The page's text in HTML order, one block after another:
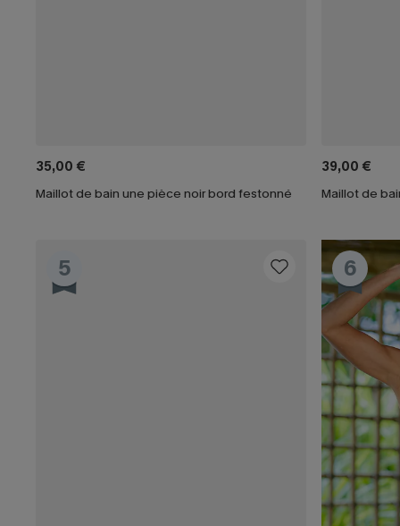
35,00 €
Maillot de bain une pièce noir bord festonné
39,00 €
Maillot de
5 6